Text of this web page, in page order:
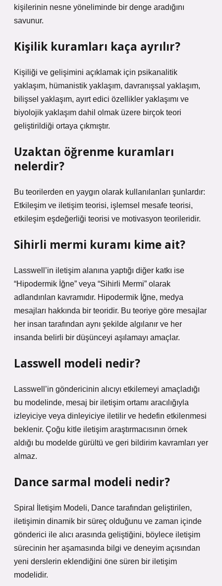
kişilerinin nesne yöneliminde bir denge aradığını
savunur.
Kişilik kuramları kaça ayrılır?
Kişiliği ve gelişimini açıklamak için psikanalitik
yaklaşım, hümanistik yaklaşım, davranışsal yaklaşım,
bilişsel yaklaşım, ayırt edici özellikler yaklaşımı ve
biyolojik yaklaşım dahil olmak üzere birçok teori
geliştirildiği ortaya çıkmıştır.
Uzaktan öğrenme kuramları
nelerdir?
Bu teorilerden en yaygın olarak kullanılanları şunlardır:
Etkileşim ve iletişim teorisi, işlemsel mesafe teorisi,
etkileşim eşdeğerliği teorisi ve motivasyon teorileridir.
Sihirli mermi kuramı kime ait?
Lasswell’in iletişim alanına yaptığı diğer katkı ise
“Hipodermik İğne” veya “Sihirli Mermi” olarak
adlandırılan kavramıdır. Hipodermik İğne, medya
mesajları hakkında bir teoridir. Bu teoriye göre mesajlar
her insan tarafından aynı şekilde algılanır ve her
insanda belirli bir düşünceyi aşılamayı amaçlar.
Lasswell modeli nedir?
Lasswell’in göndericinin alıcıyı etkilemeyi amaçladığı
bu modelinde, mesaj bir iletişim ortamı aracılığıyla
izleyiciye veya dinleyiciye iletilir ve hedefin etkilenmesi
beklenir. Çoğu kitle iletişim araştırmacısının örnek
aldığı bu modelde gürültü ve geri bildirim kavramları yer
almaz.
Dance sarmal modeli nedir?
Spiral İletişim Modeli, Dance tarafından geliştirilen,
iletişimin dinamik bir süreç olduğunu ve zaman içinde
gönderici ile alıcı arasında geliştiğini, böylece iletişim
sürecinin her aşamasında bilgi ve deneyim açısından
yeni derslerin eklendiğini öne süren bir iletişim
modelidir.